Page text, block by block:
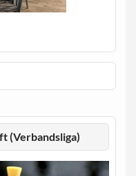
(Verbandsliga)